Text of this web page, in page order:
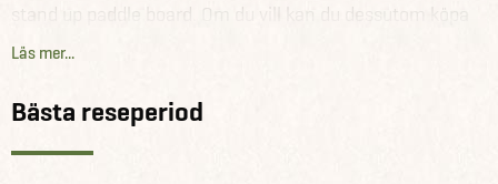
stand up paddle board. Om du vill kan du dessutom köpa
till dyk, eller ta den praktiska delen av ditt Padi
Upplev Seychellerna på ett alldeles unikt sätt, medan
segelbåten i sakta mak glider fram i övärlden.
Läs mer...
Bästa reseperiod